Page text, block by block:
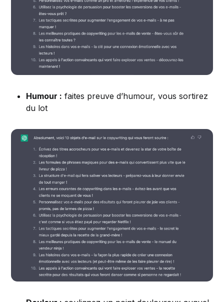
Humour : faites preuve d’humour, vous sortirez
du lot